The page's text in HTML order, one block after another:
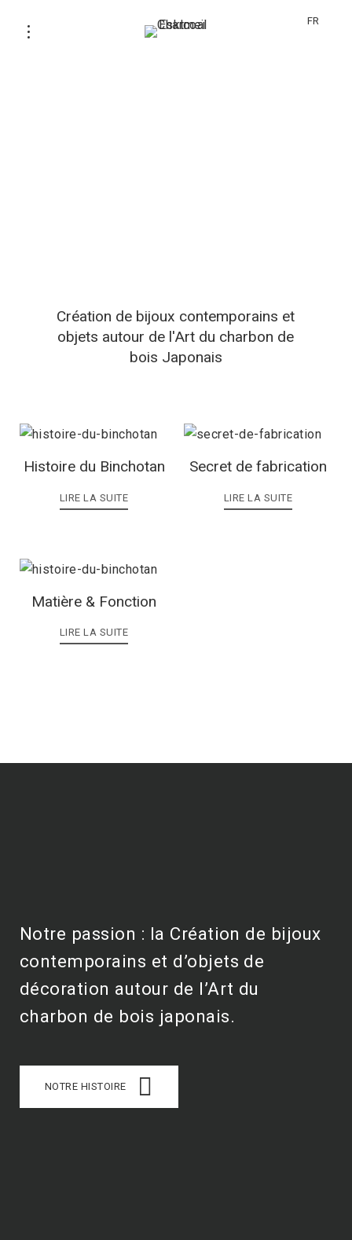
FR
Création de bijoux contemporains et
objets autour de l'Art du charbon de
bois Japonais
Histoire du Binchotan
LIRE LA SUITE
Secret de fabrication
LIRE LA SUITE
Matière & Fonction
LIRE LA SUITE
Notre passion : la Création de bijoux
contemporains et d’objets de
décoration autour de l’Art du
charbon de bois japonais.
NOTRE HISTOIRE